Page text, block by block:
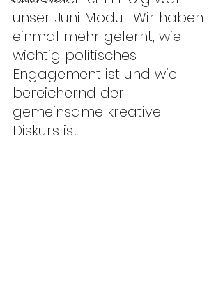
unser Juni Modul. Wir haben
einmal mehr gelernt, wie
wichtig politisches
Engagement ist und wie
bereichernd der
gemeinsame kreative
Diskurs ist.